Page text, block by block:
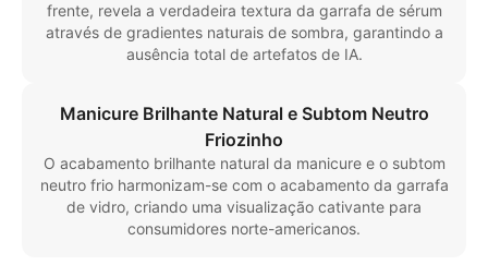
frente, revela a verdadeira textura da garrafa de sérum
através de gradientes naturais de sombra, garantindo a
ausência total de artefatos de IA.
Manicure Brilhante Natural e Subtom Neutro
Friozinho
O acabamento brilhante natural da manicure e o subtom
neutro frio harmonizam-se com o acabamento da garrafa
de vidro, criando uma visualização cativante para
consumidores norte-americanos.